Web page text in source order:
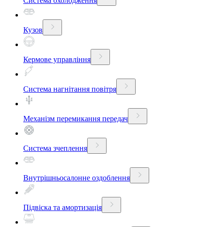
Кузов
Кермове управління
Система нагнітання повітря
Механізм перемикання передач
Система зчеплення
Внутрішньосалонне оздоблення
Підвіска та амортизація